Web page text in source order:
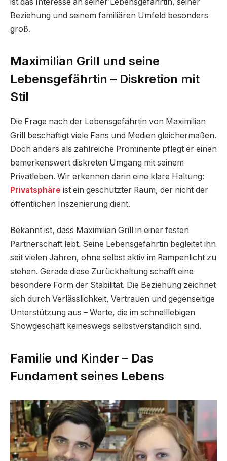
Beziehung und seinem familiären Umfeld besonders
groß.
Maximilian Grill und seine
Lebensgefährtin – Diskretion mit
Stil
Die Frage nach der Lebensgefährtin von Maximilian
Grill beschäftigt viele Fans und Medien gleichermaßen.
Doch anders als zahlreiche Prominente pflegt er einen
bemerkenswert diskreten Umgang mit seinem
Privatleben. Wir erkennen darin eine klare Haltung:
Privatsphäre ist ein geschützter Raum, der nicht der
öffentlichen Inszenierung dient.
Bekannt ist, dass Maximilian Grill in einer festen
Partnerschaft lebt. Seine Lebensgefährtin begleitet ihn
seit vielen Jahren, ohne selbst aktiv im Rampenlicht zu
stehen. Gerade diese Zurückhaltung schafft eine
besondere Form der Stabilität. Die Beziehung zeichnet
sich durch Verlässlichkeit, Vertrauen und gegenseitige
Unterstützung aus – Werte, die im schnelllebigen
Showgeschäft keineswegs selbstverständlich sind.
Familie und Kinder – Das
Fundament seines Lebens